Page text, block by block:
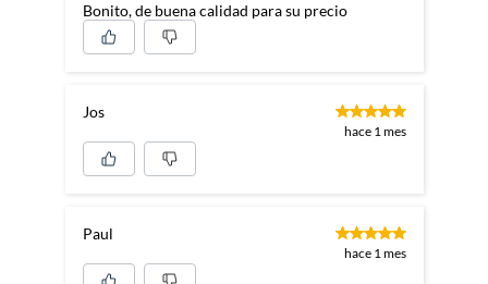
Bonito, de buena calidad para su precio
Jos
hace 1 mes
Paul
hace 1 mes